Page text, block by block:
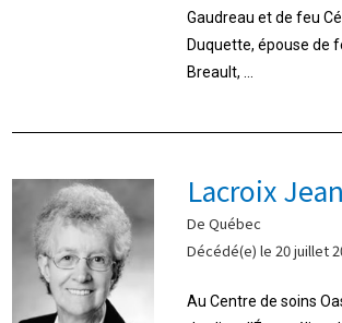
Gaudreau et de feu
Duquette, épouse de
Breault, ...
Lacroix
De Québec
Décédé(e) le 20 juillet
Au Centre de soins